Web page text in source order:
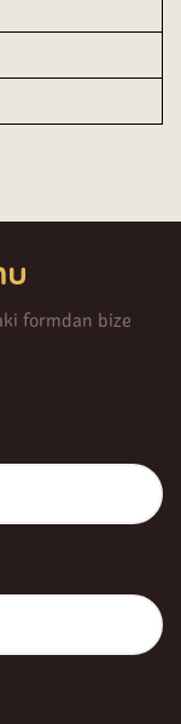
formdan bize